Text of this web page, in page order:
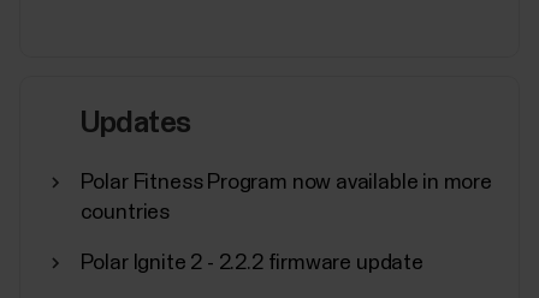
Updates
Polar Fitness Program now available in more
countries
Polar Ignite 2 - 2.2.2 firmware update